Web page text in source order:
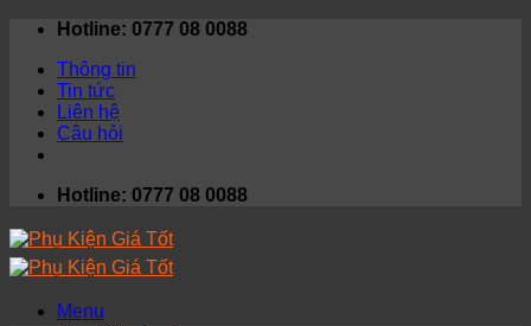
Skip
content
Hotline: 0777 08 0088
Thông tin
Tin tức
Liên hệ
Câu hỏi
Hotline: 0777 08 0088
Menu